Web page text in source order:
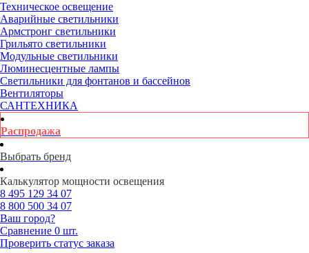
Техническое освещение
Аварийные светильники
Армстронг светильники
Грильято светильники
Модульные светильники
Люминесцентные лампы
Светильники для фонтанов и бассейнов
Вентиляторы
САНТЕХНИКА
Распродажа
Выбрать бренд
Калькулятор мощности освещения
8 495 129 34 07
8 800 500 34 07
Ваш город?
Сравнение 0 шт.
Проверить статус заказа